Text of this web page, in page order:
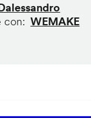
con
WEMAKE